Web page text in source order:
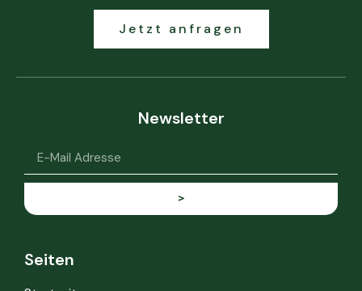
Jetzt anfragen
Newsletter
>
Seiten